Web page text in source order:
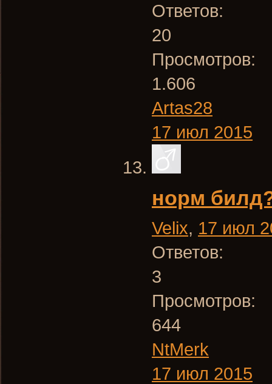
Ответов:
20
Просмотров:
1.606
Artas28
17 июл 2015
норм
Velix, 17 июл
Ответов:
3
Просмотров:
644
NtMerk
17 июл 2015